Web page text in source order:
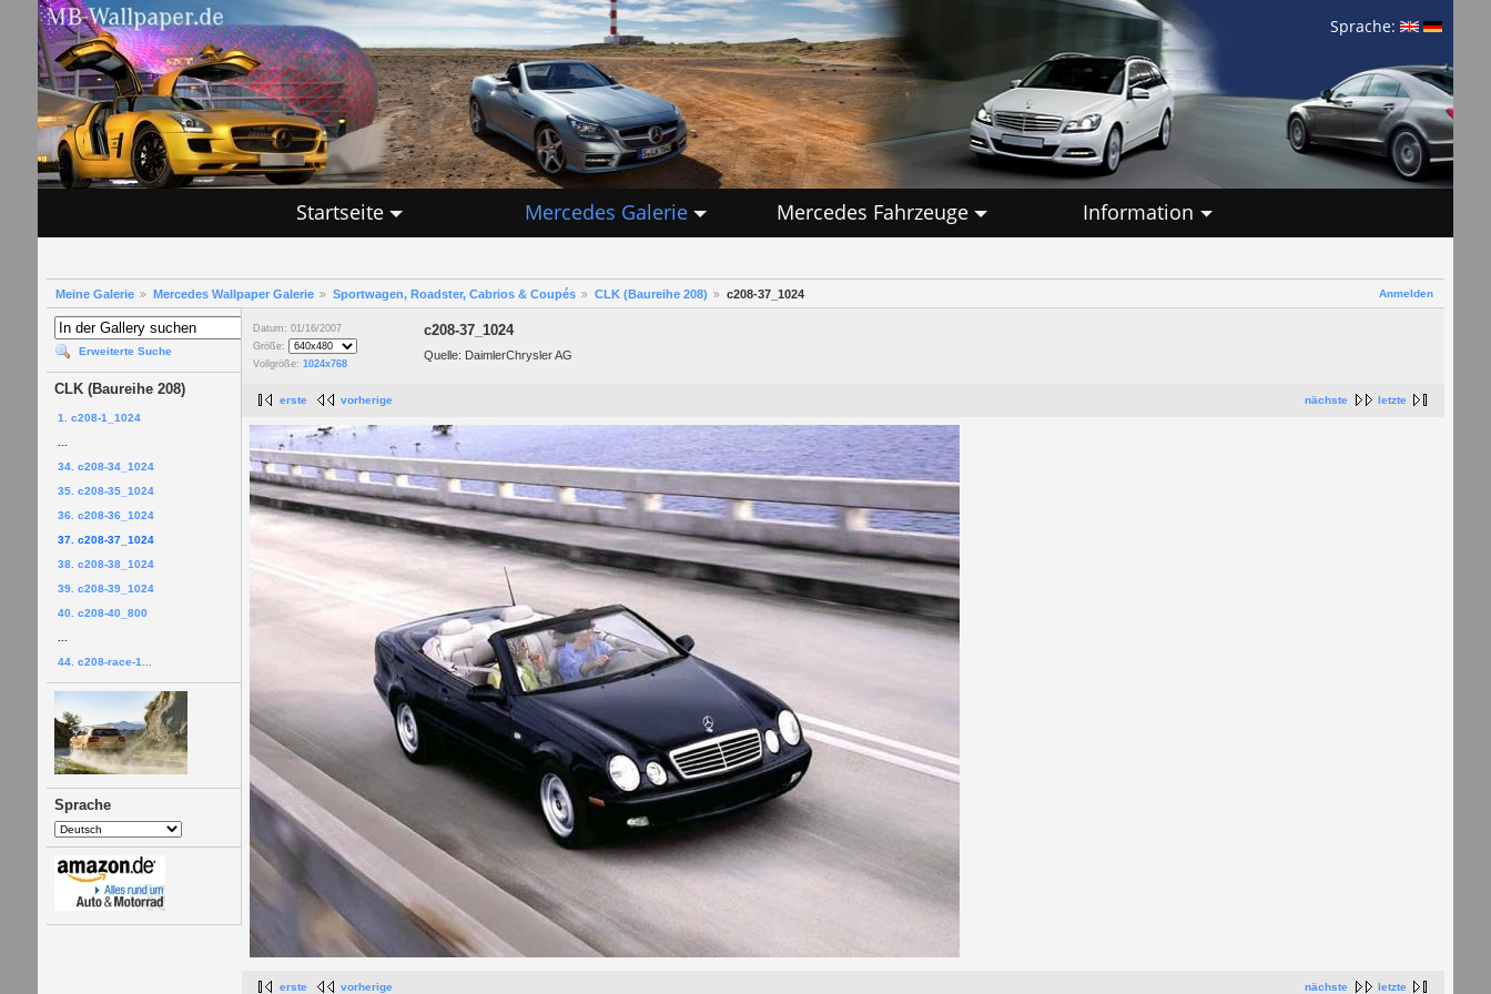
Sprache:
Startseite Mercedes Galerie Mercedes Fahrzeuge Information
Anmelden
Meine Galerie Mercedes Wallpaper Galerie Sportwagen, Roadster, Cabrios & Coupés CLK (Baureihe 208) c208-37_1024
Erweiterte Suche
CLK (Baureihe 208)
1. c208-1_1024
34. c208-34_1024
35. c208-35_1024
36. c208-36_1024
37. c208-37_1024
38. c208-38_1024
39. c208-39_1024
40. c208-40_800
44. c208-race-1...
Sprache
Datum: 01/16/2007
Größe:
Vollgröße: 1024x768
c208-37_1024
Quelle: DaimlerChrysler AG
nächste letzte
erste vorherige
nächste letzte
erste vorherige